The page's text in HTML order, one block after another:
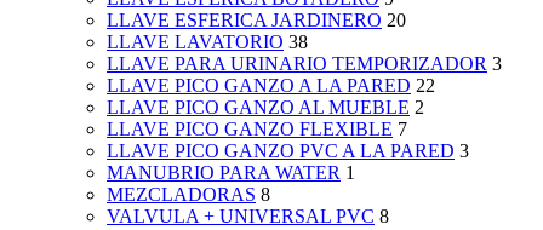
LLAVE ESFERICA JARDINERO 20
LLAVE LAVATORIO 38
LLAVE PARA URINARIO TEMPORIZADOR 3
LLAVE PICO GANZO A LA PARED 22
LLAVE PICO GANZO AL MUEBLE 2
LLAVE PICO GANZO FLEXIBLE 7
LLAVE PICO GANZO PVC A LA PARED 3
MANUBRIO PARA WATER 1
MEZCLADORAS 8
VALVULA + UNIVERSAL PVC 8